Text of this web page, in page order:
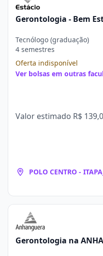
Gerontologia - Bem
Tecnólogo (graduação)
4 semestres
Oferta indisponível
Ver bolsas em outras
Valor estimado R$
POLO CENTRO -
Gerontologia na